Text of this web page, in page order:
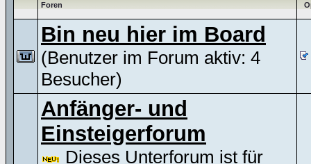
Foren
Bin neu hier im Board
(Benutzer im Forum aktiv: 4
Besucher)
Anfänger- und
Einsteigerforum
Dieses Unterforum ist für